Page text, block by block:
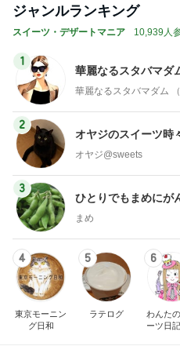
ジャンルランキング
スイーツ・デザートマニア 10,939人
1
華麗なるスタバマダ
華麗なるスタバマダム
2
オヤジのスイーツ時
オヤジ@sweets
3
ひとりでもまめにが
まめ
4
東京モーニン
グ日和
5
ラテログ
6
わんた
ーツ日記